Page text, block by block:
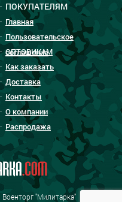
ПОКУПАТЕЛЯМ
Главная
Пользовательское
соглашение
ОПТОВИКАМ
Как заказать
Доставка
Контакты
О компании
Распродажа
"Милитарка"